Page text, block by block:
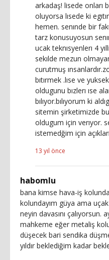
arkadaş! lisede onları
oluyorsa lısede ki
hemen. senınde bir
tarz konusuyosun
ucak teknısyenlerı 4
sekılde mezun
curutmuş
bıtırmek .lıse ve
oldugunu bızlerı ıse
bılıyor.bılıyorum ki
sitemin şirketimizde
oldugum için verıyor.
istemedğim için
13 yıl önce
habomlu
bana kimse hava-iş
kolundayım güya ama
neyin davasını çalıyorsun.
mahkeme eğer metaliş
düşecek bari sendika
yıldır beklediğim kadar